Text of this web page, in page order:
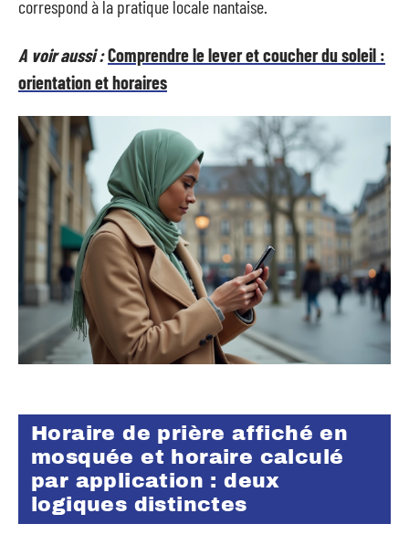
correspond à la pratique locale nantaise.
A voir aussi :Comprendre le lever et coucher du soleil :
orientation et horaires
Horaire de prière affiché en
mosquée et horaire calculé
par application : deux
logiques distinctes